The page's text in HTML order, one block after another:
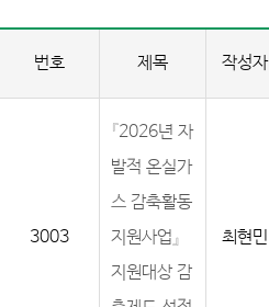
번호 제목 작성자
3003
『2026년 자
발적 온실가
스 감축활동
지원사업』
지원대상 감
최현민